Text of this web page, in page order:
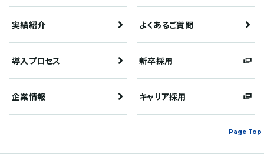
実績紹介 よくあるご質問
導入プロセス 新卒採用
企業情報 キャリア採用
Page Top